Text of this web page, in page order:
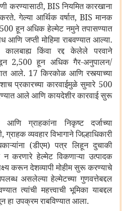
करण्यासाठी, BISनियमित कारखाना
गेल्या आर्थिक वर्षात, BISमानक
500हून अधिक हेल्मेट नमुने तपासण्यात
आणि जप्ती मोहिमा राबवण्यात आल्या.
कालबाह्य किंवा रद्द केलेले परवाने
2,500 हून अधिक गैर-अनुपालन/
आले. 17 किरकोळ आणि रस्त्याच्या
प्रकारच्या कारवाईमुळे सुमारे 500
आले आणि कायदेशीर कारवाई सुरू
आणि ग्राहकांना निकृष्ट दर्जाच्या
,ग्राहक व्यवहार विभागाने जिल्हाधिकारी
(डीएम) पत्र लिहून दुचाकी
करणारे हेल्मेट विकणाऱ्या उत्पादक
करून देशव्यापी मोहीम सुरू करण्याचे
असलेल्या हेल्मेटच्या गुणवत्तेबद्दल
त्यांची महत्त्वाची भूमिका याबद्दल
हा उपक्रम राबविण्यात आला.